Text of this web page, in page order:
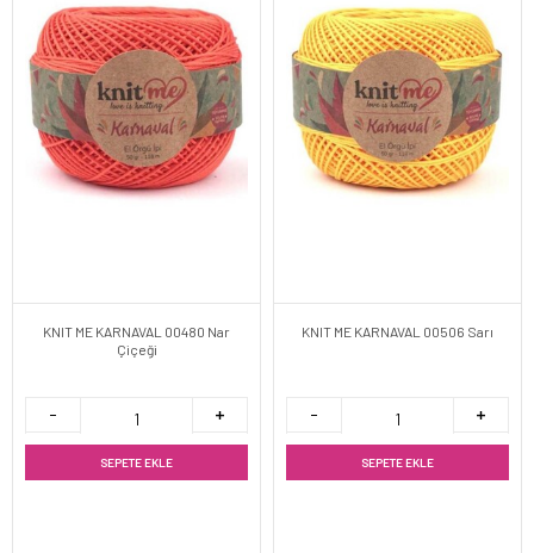
KNIT ME KARNAVAL 00480 Nar
Çiçeği
SEPETE EKLE
KNIT ME KARNAVAL 00506 Sarı
SEPETE EKLE